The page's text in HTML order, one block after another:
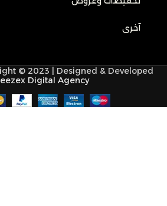
آخرى
© 2023 | Designed & Developed
Digital Agency